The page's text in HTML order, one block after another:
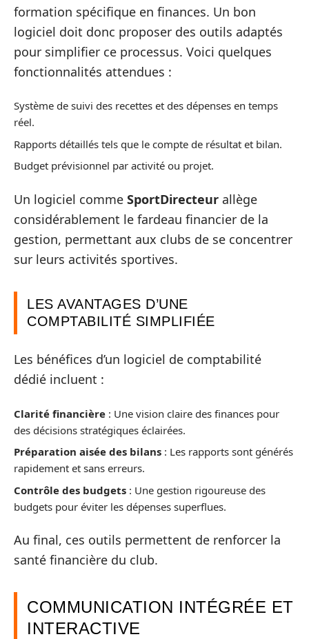
formation spécifique en finances. Un bon
logiciel doit donc proposer des outils adaptés
pour simplifier ce processus. Voici quelques
fonctionnalités attendues :
Système de suivi des recettes et des dépenses en temps
réel.
Rapports détaillés tels que le compte de résultat et bilan.
Budget prévisionnel par activité ou projet.
Un logiciel comme SportDirecteur allège
considérablement le fardeau financier de la
gestion, permettant aux clubs de se concentrer
sur leurs activités sportives.
LES AVANTAGES D’UNE
COMPTABILITÉ SIMPLIFIÉE
Les bénéfices d’un logiciel de comptabilité
dédié incluent :
Clarité financière : Une vision claire des finances pour
des décisions stratégiques éclairées.
Préparation aisée des bilans : Les rapports sont générés
rapidement et sans erreurs.
Contrôle des budgets : Une gestion rigoureuse des
budgets pour éviter les dépenses superflues.
Au final, ces outils permettent de renforcer la
santé financière du club.
COMMUNICATION INTÉGRÉE ET
INTERACTIVE